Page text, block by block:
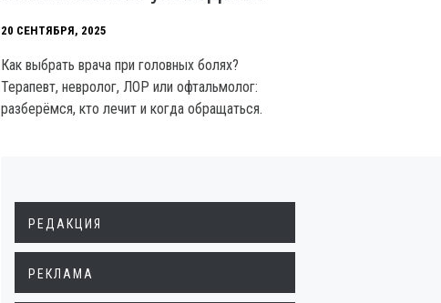
20 СЕНТЯБРЯ, 2025
Как выбрать врача при головных болях?
Терапевт, невролог, ЛОР или офтальмолог:
разберёмся, кто лечит и когда обращаться.
РЕДАКЦИЯ
РЕКЛАМА